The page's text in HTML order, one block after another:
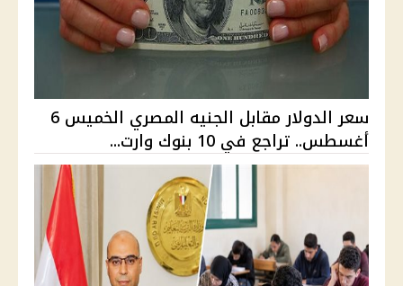
سعر الدولار مقابل الجنيه المصري الخميس 6
أغسطس.. تراجع في 10 بنوك وارت...